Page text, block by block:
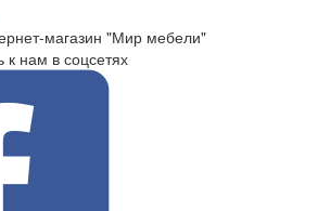
магазин "Мир мебели"
к нам в соцсетях